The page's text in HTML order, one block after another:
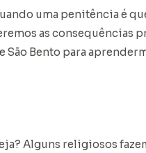
uma penitência é
as consequências
Bento para
Alguns religiosos